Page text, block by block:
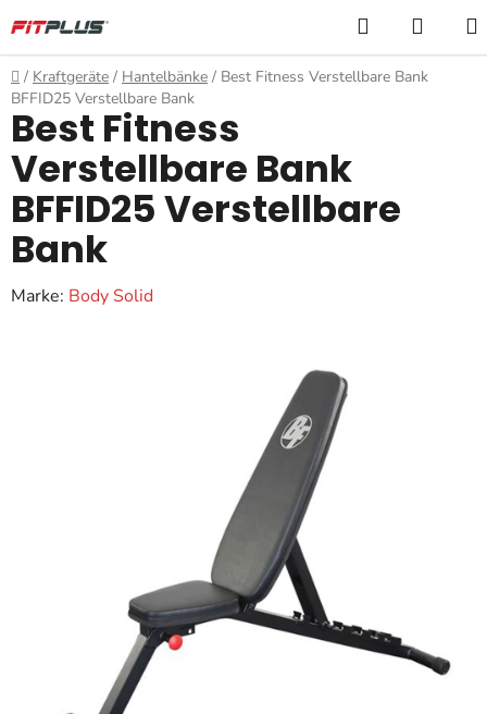
Inhalt
springen
Suchen
Startseite
/ Kraftgeräte / Hantelbänke / Best Fitness Verstellbare Bank
BFFID25 Verstellbare Bank
Best Fitness
Verstellbare Bank
BFFID25 Verstellbare
Bank
Marke: Body Solid